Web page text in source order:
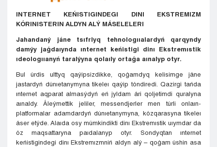
INTERNET KEŃISTIGINDEGI DINI EKSTREMIZM
KÓRINISTERIN ALDYN ALÝ MÁSELELERI
Jahandaný jáne tsıfrlyq tehnologııalardyń qarqyndy
damýy jaǵdaıynda ınternet keńistigi dinı Ekstremıstik
ıdeologııanyń taralýyna qolaıly ortaǵa aınalyp otyr.
Bul úrdis ulttyq qaýipsizdikke, qoǵamdyq kelisimge jáne
jastardyń dúnıetanymyna tikeleı qaýip tóndiredi. Qazirgi tańda
ınternet aqparat almasýdyń eń jyldam ári qoljetimdi quralyna
aınaldy. Áleýmettik jeliler, messendjerler men túrli onlaın-
platformalar adamdardyń dúnıetanymyna, kózqarasyna tikeleı
áser etýde. Alaıda osy múmkindikti dinı Ekstremıstik uıymdar da
óz maqsattaryna paıdalanyp otyr. Sondyqtan ınternet
keńistigindegi dinı Ekstremızmniń aldyn alý – qoǵam úshin asa